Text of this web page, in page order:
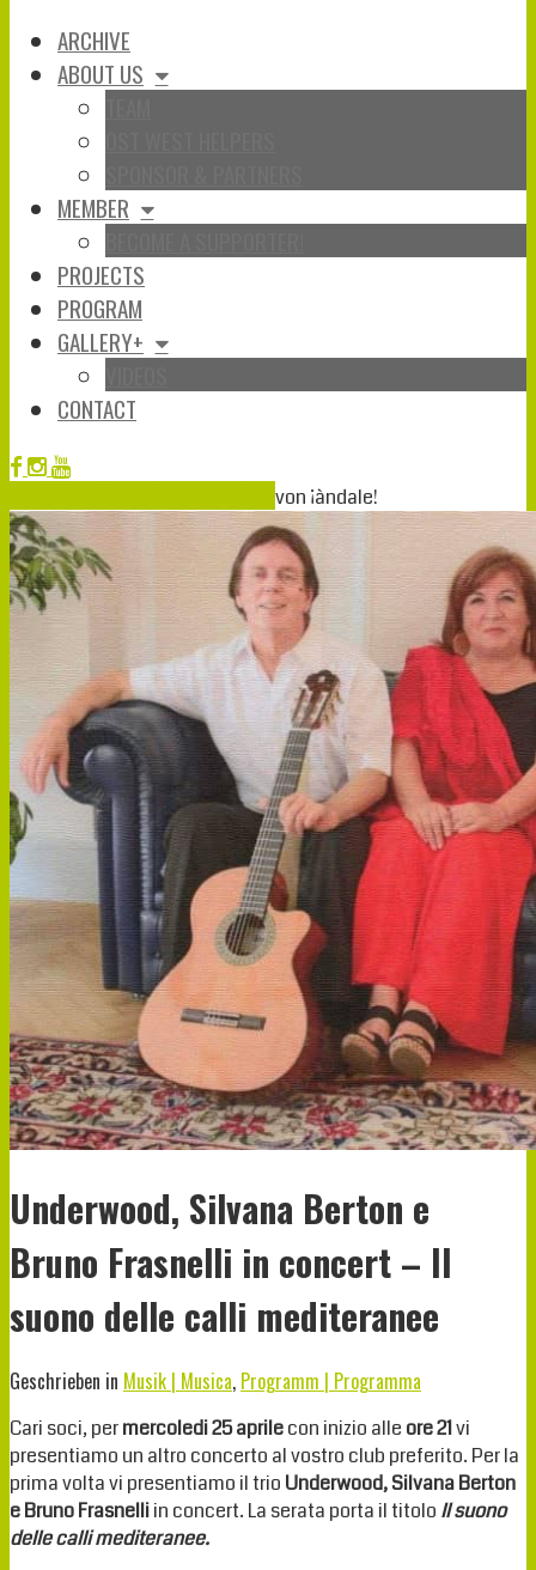
ARCHIVE
ABOUT US
MEMBER
PROJECTS
PROGRAM
GALLERY+
CONTACT
von ¡àndale!
Underwood, Silvana Berton e
Bruno Frasnelli in concert – Il
suono delle calli mediteranee
Geschrieben in Musik | Musica, Programm | Programma
Cari soci, permercoledi 25 aprilecon inizio alle ore 21vi
presentiamo un altro concerto al vostro club preferito. Per la
prima volta vi presentiamo il trio Underwood, Silvana Berton
e Bruno Frasnelliin concert. La serata porta il titolo Il suono
delle calli mediteranee.